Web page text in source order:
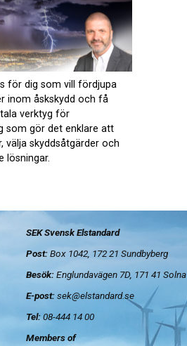
för dig som vill fördjupa
inom åskskydd och få
verktyg för
som gör det enklare att
välja skyddsåtgärder och
lösningar.
SEK Svensk Elstandard
Post:Box 1042, 172 21 Sundbyberg
Besök:Englundavägen 7D, 171 41 Solna
E-post:sek@elstandard.se
Tel:08-444 14 00
Members of